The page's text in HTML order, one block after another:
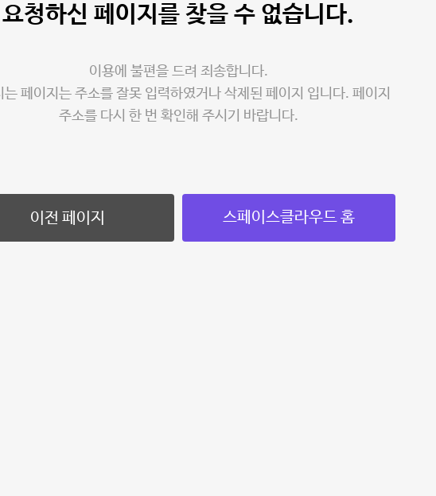
요청하신 페이지를 찾을 수 없습니다.
이용에 불편을 드려 죄송합니다.
는 페이지는 주소를 잘못 입력하였거나 삭제된 페이지 입니다. 페이지
주소를 다시 한 번 확인해 주시기 바랍니다.
이전 페이지 스페이스클라우드 홈